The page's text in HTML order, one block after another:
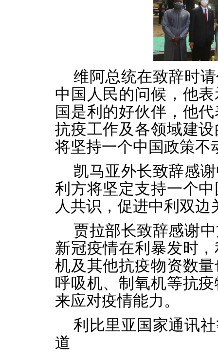
维阿总统在致辞时
中国人民的问候，他
国是利的好伙伴，他
抗疫工作及各领域建
将坚持一个中国政策不
凯马亚外长致辞感
利方将坚定支持一个
人共识，促进中利双
贾拉部长致辞感谢
新冠疫情在利暴发时
机及其他抗疫物资数
呼吸机、制氧机等抗
来应对疫情能力。
利比里亚国家通讯
道